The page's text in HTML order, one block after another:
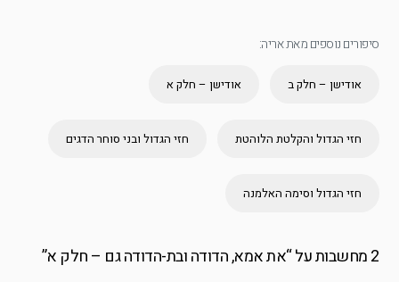
סיפורים נוספים מאת אריה:
אודישן – חלק ב אודישן – חלק א
חזי הגדול והקלטת הלוהטת חזי הגדול ובני סוחר הדגים
חזי הגדול וסימה האלמנה
2 מחשבות על “ את אמא, הדודה ובת-הדודה גם – חלק א”